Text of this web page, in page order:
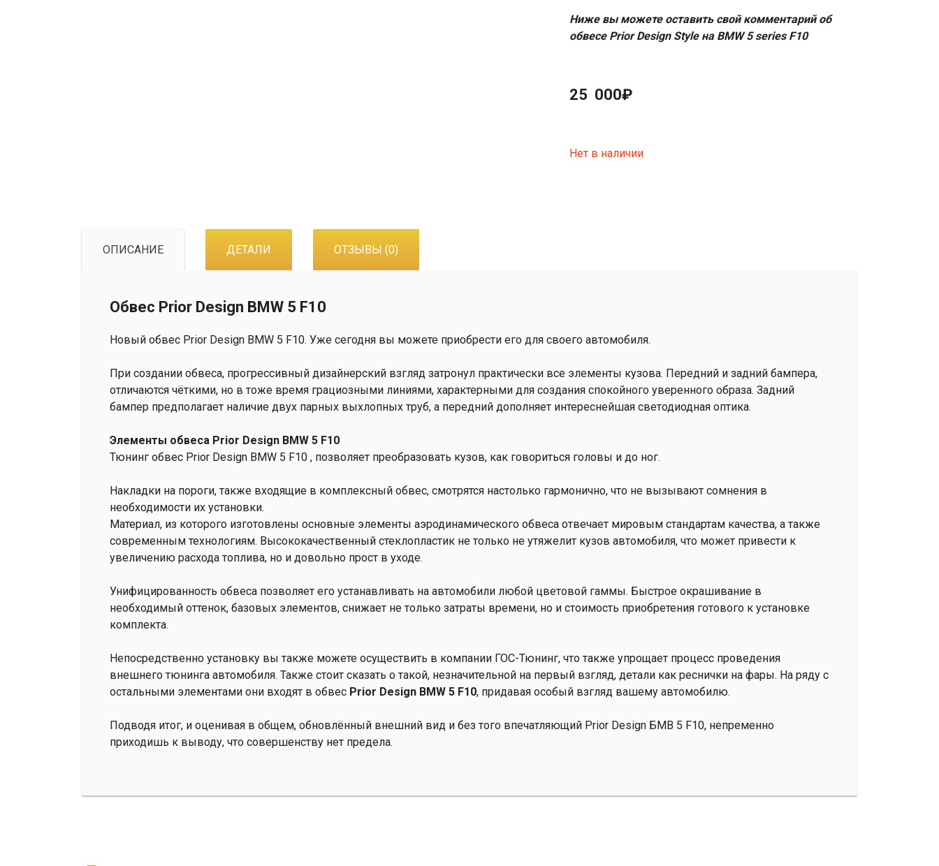
Ниже вы можете оставить свой комментарий об
обвесе Prior Design Style на BMW 5 series F10
25 000₽
Нет в наличии
ОПИСАНИЕ ДЕТАЛИ ОТЗЫВЫ (0)
Обвес Prior Design BMW 5 F10
Новый обвес Prior Design BMW 5 F10. Уже сегодня вы можете приобрести его для своего автомобиля.
При создании обвеса, прогрессивный дизайнерский взгляд затронул практически все элементы кузова. Передний и задний бампера,
отличаются чёткими, но в тоже время грациозными линиями, характерными для создания спокойного уверенного образа. Задний
бампер предполагает наличие двух парных выхлопных труб, а передний дополняет интереснейшая светодиодная оптика.
Элементы обвеса Prior Design BMW 5 F10
Тюнинг обвес Prior Design BMW 5 F10 , позволяет преобразовать кузов, как говориться головы и до ног.
Накладки на пороги, также входящие в комплексный обвес, смотрятся настолько гармонично, что не вызывают сомнения в
необходимости их установки.
Материал, из которого изготовлены основные элементы аэродинамического обвеса отвечает мировым стандартам качества, а также
современным технологиям. Высококачественный стеклопластик не только не утяжелит кузов автомобиля, что может привести к
увеличению расхода топлива, но и довольно прост в уходе.
Унифицированность обвеса позволяет его устанавливать на автомобили любой цветовой гаммы. Быстрое окрашивание в
необходимый оттенок, базовых элементов, снижает не только затраты времени, но и стоимость приобретения готового к установке
комплекта.
Непосредственно установку вы также можете осуществить в компании ГОС-Тюнинг, что также упрощает процесс проведения
внешнего тюнинга автомобиля. Также стоит сказать о такой, незначительной на первый взгляд, детали как реснички на фары. На ряду с
остальными элементами они входят в обвес Prior Design BMW 5 F10, придавая особый взгляд вашему автомобилю.
Подводя итог, и оценивая в общем, обновлённый внешний вид и без того впечатляющий Prior Design БМВ 5 F10, непременно
приходишь к выводу, что совершенству нет предела.